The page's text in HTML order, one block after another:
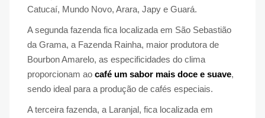
Catucaí, Mundo Novo, Arara, Japy e Guará.
A segunda fazenda fica localizada em São Sebastião
da Grama, a Fazenda Rainha, maior produtora de
Bourbon Amarelo, as especificidades do clima
proporcionam ao café um sabor mais doce e suave,
sendo ideal para a produção de cafés especiais.
A terceira fazenda, a Laranjal, fica localizada em